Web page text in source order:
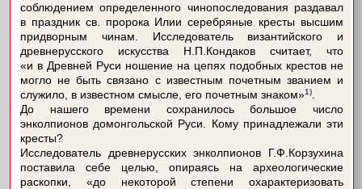
соблюдением определенного чинопоследования раздавал
в праздник св. пророка Илии серебряные кресты высшим
придворным чинам. Исследователь византийского и
древнерусского искусства Н.П.Кондаков считает, что
«и в Древней Руси ношение на цепях подобных крестов не
могло не быть связано с известным почетным званием и
служило, в известном смысле, его почетным знаком»1)
До нашего времени сохранилось большое число
энколпионов домонгольской Руси. Кому принадлежали эти
кресты?
Исследователь древнерусских энколпионов Г.Ф.Корзухина
поставила себе целью, опираясь на археологические
раскопки, «до некоторой степени охарактеризовать